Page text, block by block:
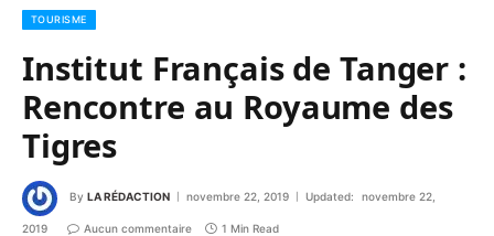
TOURISME
Institut Français de Tanger :
Rencontre au Royaume des
Tigres
By LA RÉDACTION novembre 22, 2019 Updated: novembre 22,
2019 Aucun commentaire 1 Min Read